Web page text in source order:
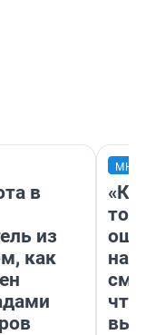
в
из
как
то